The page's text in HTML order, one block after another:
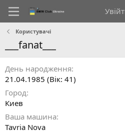
Користувачі
___fanat___
День народження
21.04.1985 (Вік: 41)
Город
Киев
Ваша машина
Tavria Nova